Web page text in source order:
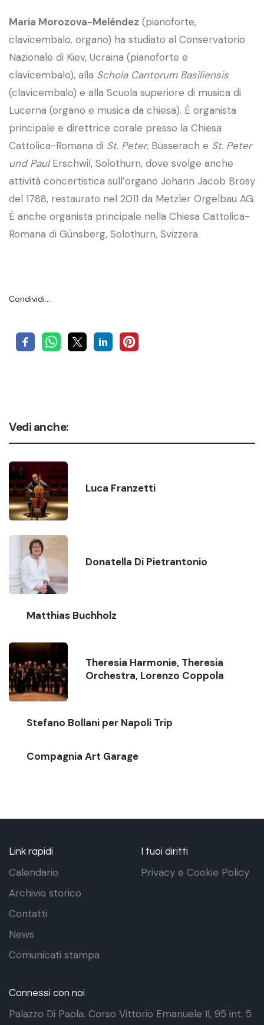
Maria Morozova-Meléndez (pianoforte,
clavicembalo, organo) ha studiato al Conservatorio
Nazionale di Kiev, Ucraina (pianoforte e
clavicembalo), alla Schola Cantorum Basiliensis
(clavicembalo) e alla Scuola superiore di musica di
Lucerna (organo e musica da chiesa). È organista
principale e direttrice corale presso la Chiesa
Cattolica-Romana di St. Peter, Büsserach e St. Peter
und PaulErschwil, Solothurn, dove svolge anche
attività concertistica sull’organo Johann Jacob Brosy
del 1788, restaurato nel 2011 da Metzler Orgelbau AG.
È anche organista principale nella Chiesa Cattolica-
Romana di Günsberg, Solothurn, Svizzera.
Condividi…
Vedi anche:
Luca Franzetti
Donatella Di Pietrantonio
Matthias Buchholz
Theresia Harmonie, Theresia
Orchestra, Lorenzo Coppola
Stefano Bollani per Napoli Trip
Compagnia Art Garage
Link rapidi
Calendario
Archivio storico
Contatti
News
Comunicati stampa
I tuoi diritti
Privacy e Cookie Policy
Connessi con noi
Palazzo Di Paola. Corso Vittorio Emanuele II, 95 int. 5